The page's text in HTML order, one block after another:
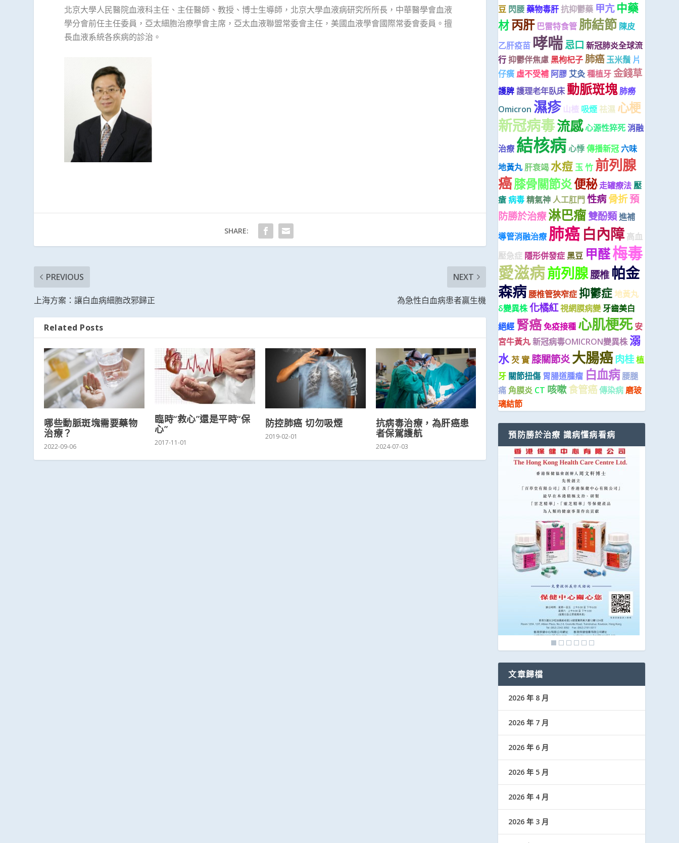
北京大學人民醫院血液科主任、主任醫師、教授、博士生導師，北京大學血液病研究所所長，中華醫學會血液
學分會前任主任委員，亞太細胞治療學會主席，亞太血液聯盟常委會主任，美國血液學會國際常委會委員。擅
長血液系統各疾病的診治。
SHARE:
PREVIOUS
上海方案：讓白血病細胞改邪歸正
NEXT
為急性白血病患者贏生機
Related Posts
哪些動脈斑塊需要藥物
治療？
2022-09-06
臨時“救心”還是平時“保
心”
2017-11-01
防控肺癌 切勿吸煙
2019-02-01
抗病毒治療，為肝癌患
者保駕護航
2024-07-03
豆 閃腰 藥物毒肝抗抑鬱藥 甲亢 中藥
材丙肝 巴雷特食管 肺結節 陳皮
乙肝疫苗 哮喘忌口 新冠肺炎全球流
行抑鬱伴焦慮黑枸杞子肺癌 玉米鬚 片
仔癀 虛不受補 阿膠 艾灸種植牙金錢草
護脾護理老年臥床 動脈斑塊肺癆
Omicron 濕疹 山楂 吸煙祛濕 心梗
新冠病毒流感心源性猝死消融
治療 結核病心悸傳播新冠 六味
地黃丸 肝衰竭水痘 玉 竹 前列腺
癌膝骨關節炎便秘 走罐療法壓
瘡病毒精氣神人工肛門 性病骨折預
防勝於治療淋巴瘤雙酚類進補
導管消融治療 肺癌 白內障 高血
壓急症 隱形併發症黑豆 甲醛梅毒
愛滋病前列腺腰椎帕金
森病腰椎管狹窄症 抑鬱症 地黃丸
δ變異株化橘紅視網膜病變牙齒美白
絕經 腎癌免疫接種 心肌梗死 安
宮牛黃丸新冠病毒OMICRON變異株溺
水 芡 實 膝關節炎大腸癌肉桂植
牙 關節扭傷 胃腸道腫瘤 白血病 腰腿
痛 角膜炎 CT 咳嗽食管癌傳染病磨玻
璃結節
預防勝於治療 識病懂病看病
文章歸檔
2026 年 8 月
2026 年 7 月
2026 年 6 月
2026 年 5 月
2026 年 4 月
2026 年 3 月